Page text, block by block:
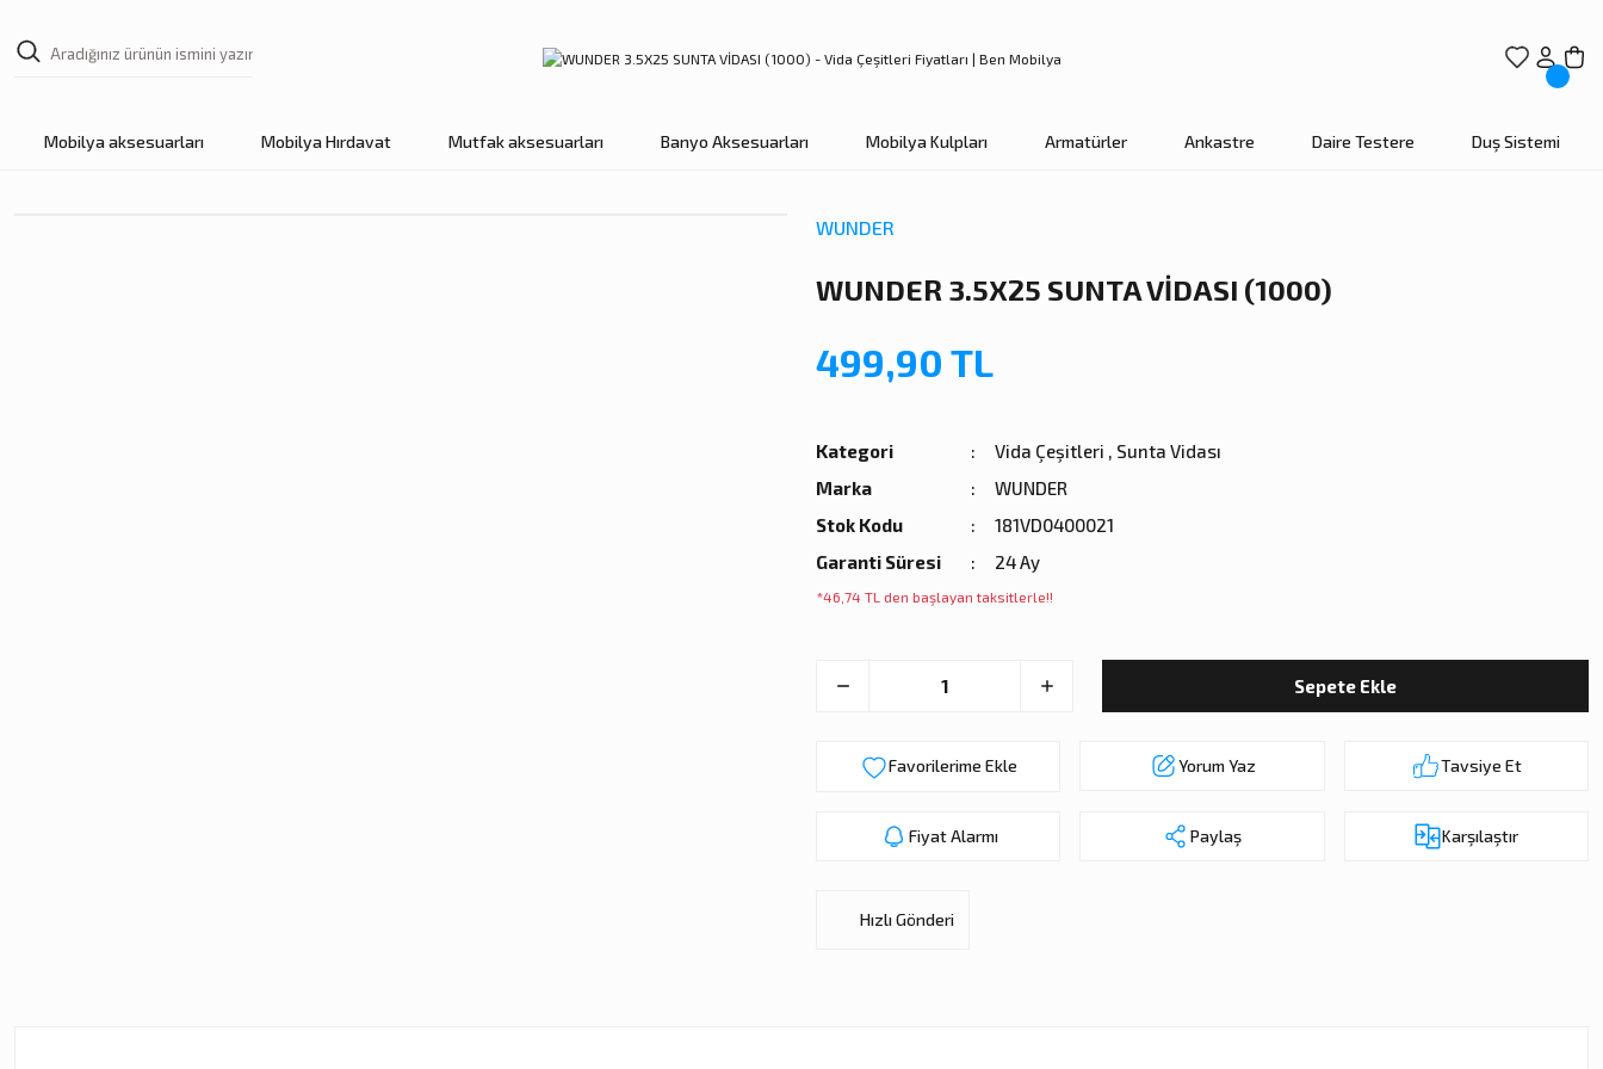
Mobilya aksesuarları Mobilya Hırdavat Mutfak aksesuarları Banyo Aksesuarları Mobilya Kulpları Armatürler Ankastre Daire Testere Duş Sistemi
WUNDER
WUNDER 3.5X25 SUNTA VİDASI (1000)
499,90 TL
Kategori Vida Çeşitleri , Sunta Vidası
Marka
WUNDER
Stok Kodu
181VD0400021
Garanti Süresi
24 Ay
*46,74 TL den başlayan taksitlerle!!
Sepete Ekle
Yorum Yaz Tavsiye Et
Fiyat Alarmı Paylaş Karşılaştır
Hızlı Gönderi